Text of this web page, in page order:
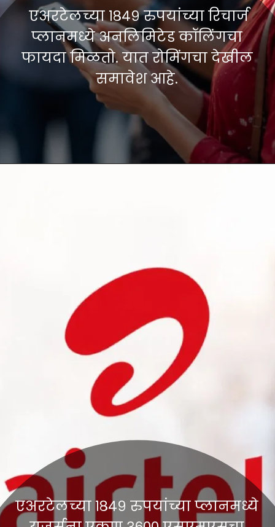
एअरटेलच्या १८४९ रुपयांच्या रिचार्ज
प्लानमध्ये अनलिमिटेड कॉलिंगचा
फायदा मिळतो. यात रोमिंगचा देखील
एअरटेलच्या १८४९ रुपयांच्या प्लानमध्ये